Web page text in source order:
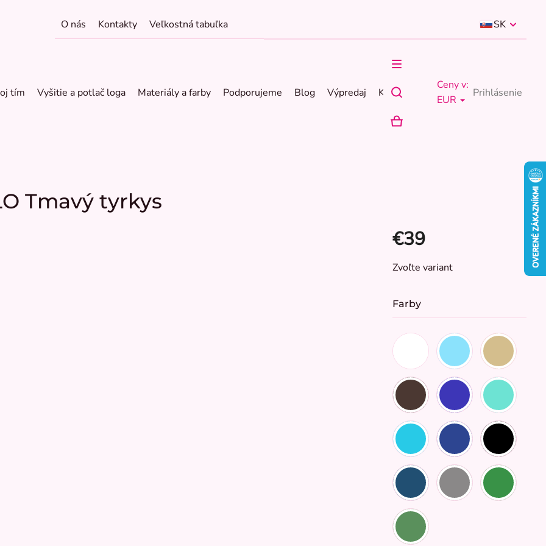
O nás Kontakty Veľkostná tabuľka SK
tím Vyšitie a potlač loga Materiály a farby Podporujeme Blog Výpredaj Kontakty
Ceny v:
EUR
Prihlásenie
NÁKUPNÝ
Tmavý tyrkys
€39
Jednotková
Zvoľte variant
Farby